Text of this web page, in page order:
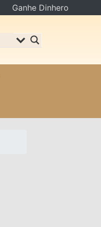
Ganhe Dinhero